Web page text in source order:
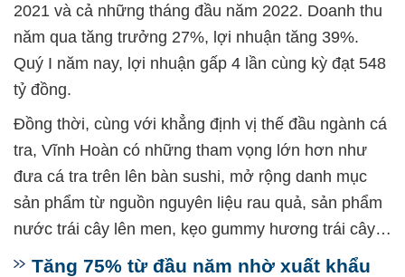
2021 và cả những tháng đầu năm 2022. Doanh thu
năm qua tăng trưởng 27%, lợi nhuận tăng 39%.
Quý I năm nay, lợi nhuận gấp 4 lần cùng kỳ đạt 548
tỷ đồng.
Đồng thời, cùng với khẳng định vị thế đầu ngành cá
tra, Vĩnh Hoàn có những tham vọng lớn hơn như
đưa cá tra trên lên bàn sushi, mở rộng danh mục
sản phẩm từ nguồn nguyên liệu rau quả, sản phẩm
nước trái cây lên men, kẹo gummy hương trái cây…
Tăng 75% từ đầu năm nhờ xuất khẩu